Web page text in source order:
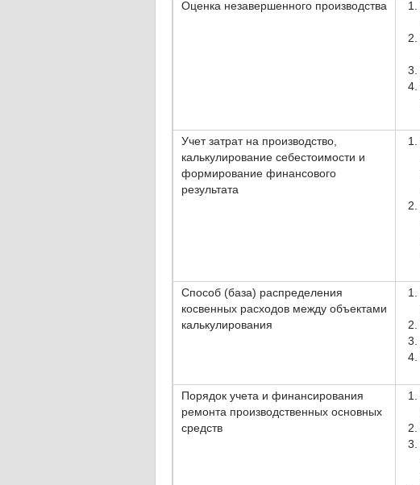
Оценка незавершенного производства
Учет затрат на производство,
калькулирование себестоимости и
формирование финансового
результата
Способ (база) распределения
косвенных расходов между объектами
калькулирования
Порядок учета и финансирования
ремонта производственных основных
средств